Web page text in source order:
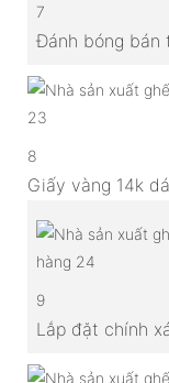
7
Đánh bóng bán
8
Giấy vàng 14k
9
Lắp đặt chính